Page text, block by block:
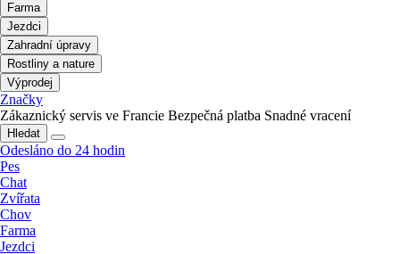
Farma
Jezdci
Zahradní úpravy
Rostliny a nature
Výprodej
Značky
Zákaznický servis ve Francie Bezpečná platba Snadné vracení
Hledat
Odesláno do 24 hodin
Pes
Chat
Zvířata
Chov
Farma
Jezdci